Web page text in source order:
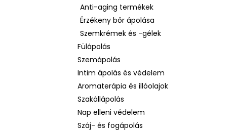
Anti-aging termékek
Érzékeny bőr ápolása
Szemkrémek és -gélek
Fülápolás
Szemápolás
Intim ápolás és védelem
Aromaterápia és illóolajok
Szakállápolás
Nap elleni védelem
Száj- és fogápolás